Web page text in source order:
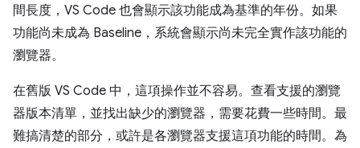
間長度，VS Code 也會顯示該功能成為基準的年份。如果
功能尚未成為 Baseline，系統會顯示尚未完全實作該功能的
瀏覽器。
在舊版 VS Code 中，這項操作並不容易。查看支援的瀏覽
器版本清單，並找出缺少的瀏覽器，需要花費一些時間。最
難搞清楚的部分，或許是各瀏覽器支援這項功能的時間。為